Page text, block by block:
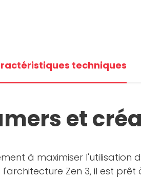
techniques
et
à maximiser l'utilisation
Zen 3, il est